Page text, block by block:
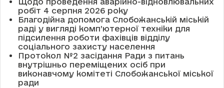
робіт 4 серпня 2026 року
Благодійна допомога Слобожанській міській
раді у вигляді комп’ютерної техніки для
підсилення роботи фахівців відділу
соціального захисту населення
Протокол №2 засідання Ради з питань
внутрішньо переміщених осіб при
виконавчому комітеті Слобожанської міської
ради